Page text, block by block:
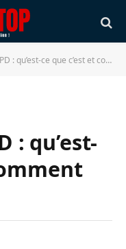
ce que c’est et comment s’y prendre ?
: qu’est-